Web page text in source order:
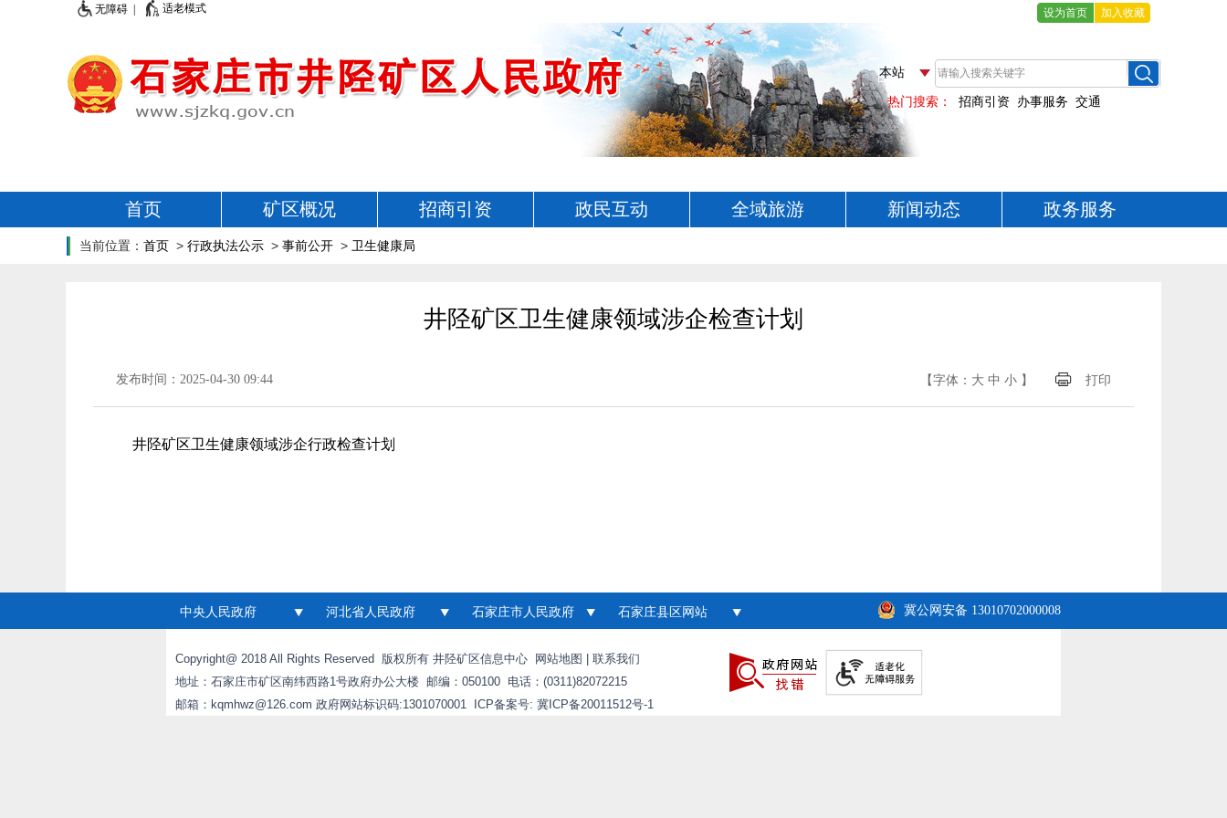
无障碍 | 适老模式 设为首页 加入收藏
首页 矿区概况 招商引资 政民互动 全域旅游 新闻动态 政务服务
当前位置： 首页 > 行政执法公示 > 事前公开 > 卫生健康局
井陉矿区卫生健康领域涉企检查计划
发布时间：2025-04-30 09:44 【字体： 大 中 小 】 打印
井陉矿区卫生健康领域涉企行政检查计划